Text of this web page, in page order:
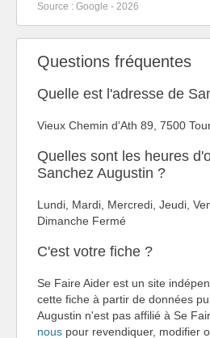
Source : Google - 2026
Questions fréquentes
Quelle est l'adresse de
Vieux Chemin d'Ath 89, 7500
Quelles sont les heures
Sanchez Augustin ?
Lundi, Mardi, Mercredi, Jeudi,
Dimanche Fermé
C'est votre fiche ?
Se Faire Aider est un site
cette fiche à partir de données
Augustin n'est pas affilié à Se
nous pour revendiquer, modifier